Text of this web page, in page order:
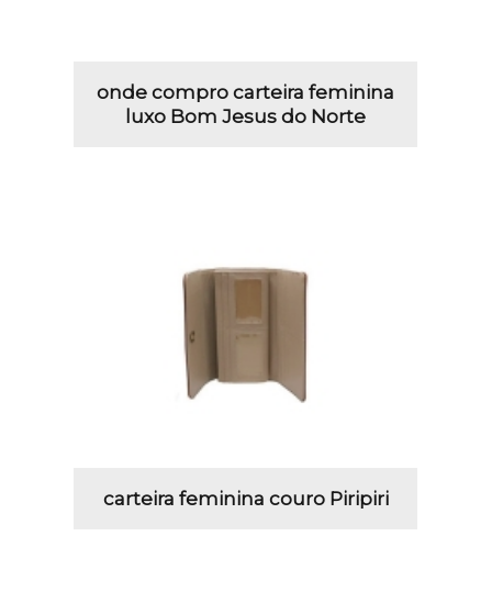
onde compro carteira feminina
luxo Bom Jesus do Norte
carteira feminina couro Piripiri